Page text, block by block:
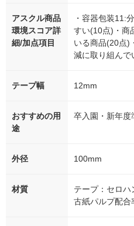
アスクル商品
環境スコア詳
細/加点項目
・容器包装11:
すい(10点)・商
いる商品(20点)
減に取り組んで
テープ幅 12mm
おすすめの用
途
卒入園・新年度
外径 100mm
材質
テープ：セロハ
古紙パルプ配合